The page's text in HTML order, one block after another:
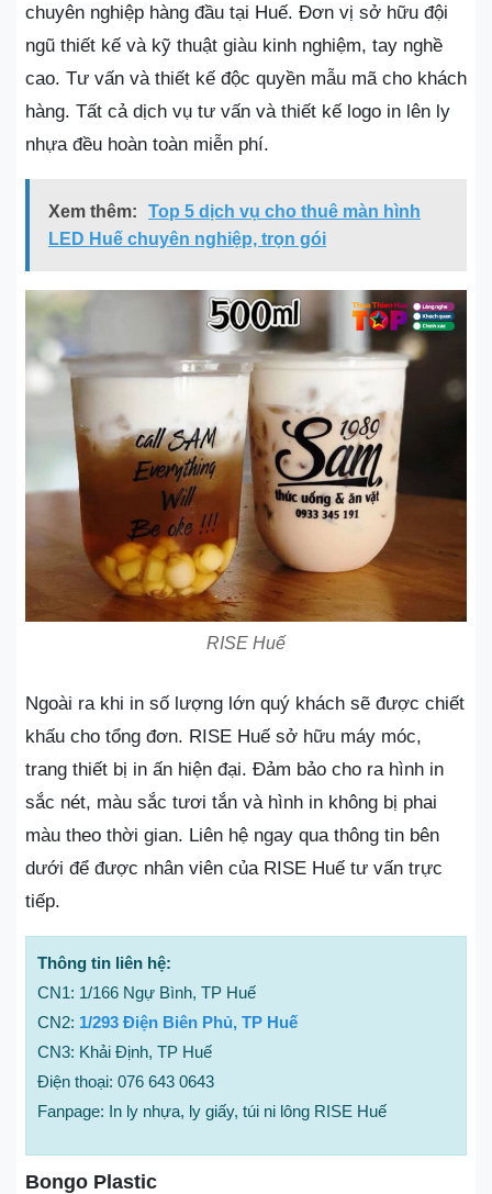
chuyên nghiệp hàng đầu tại Huế. Đơn vị sở hữu đội
ngũ thiết kế và kỹ thuật giàu kinh nghiệm, tay nghề
cao. Tư vấn và thiết kế độc quyền mẫu mã cho khách
hàng. Tất cả dịch vụ tư vấn và thiết kế logo in lên ly
nhựa đều hoàn toàn miễn phí.
Xem thêm:
Top 5 dịch vụ cho thuê màn hình
LED Huế chuyên nghiệp, trọn gói
RISE Huế
Ngoài ra khi in số lượng lớn quý khách sẽ được chiết
khấu cho tổng đơn. RISE Huế sở hữu máy móc,
trang thiết bị in ấn hiện đại. Đảm bảo cho ra hình in
sắc nét, màu sắc tươi tắn và hình in không bị phai
màu theo thời gian. Liên hệ ngay qua thông tin bên
dưới để được nhân viên của RISE Huế tư vấn trực
tiếp.
Thông tin liên hệ:
CN1: 1/166 Ngự Bình, TP Huế
CN2: 1/293 Điện Biên Phủ, TP Huế
CN3: Khải Định, TP Huế
Điện thoại: 076 643 0643
Fanpage: In ly nhựa, ly giấy, túi ni lông RISE Huế
Bongo Plastic